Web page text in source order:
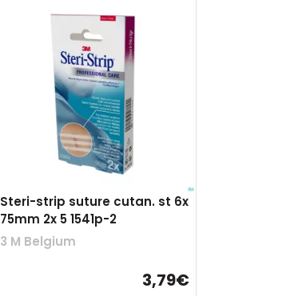
Steri-strip suture cutan. st 6x
75mm 2x 5 1541p-2
3 M Belgium
3,79€